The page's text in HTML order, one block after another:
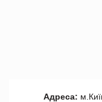
Адреса: